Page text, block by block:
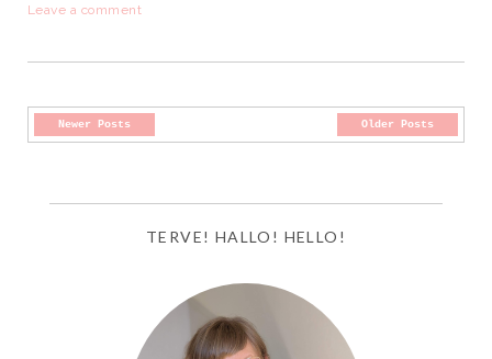
Leave a comment
Newer Posts Older Posts
TERVE! HALLO! HELLO!